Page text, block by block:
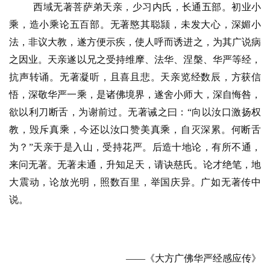
西域无著菩萨弟天亲，少习内氏，长通五部。初业小
乘，造小乘论五百部。无著愍其聪颕，未发大心，深媚小
法，非议大教，遂方便示疾，使人呼而诱进之，为其广说病
之因业。天亲遂以兄之受持维摩、法华、涅槃、华严等经，
抗声转诵。无著凝听，且喜且悲。天亲览经数辰，方获信
悟，深敬华严一乘，是诸佛境界，遂舍小师大，深自悔咎，
欲以利刀断舌，为谢前过。无著诫之曰： “向以汝口激扬权
教，毁斥真乘，今还以汝口赞美真乘，自灭深累。何断舌
为？”天亲于是入山，受持花严。后造十地论，有所不通，
来问无著。无著未通，升知足天，请诀慈氏。论才绝笔，地
大震动，论放光明，照数百里，举国庆异。广如无著传中
说。
——《大方广佛华严经感应传》